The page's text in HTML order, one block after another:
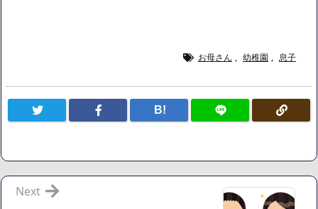
広末涼子さん、正気に戻ってしまい絶望する・・・「アカ
割減
【画像】さくまあきら「桃鉄の赤マスは実際に行ってみてク
お母さん , 幼稚園 , 息子
B!
Next